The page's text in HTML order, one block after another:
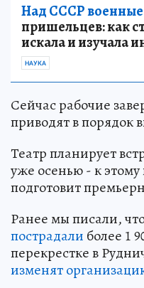
Над СССР военные
пришельцев: как
искала и изучала
НАУКА
Сейчас рабочие
приводят в порядок
Театр планирует
уже осенью - к
подготовит
Ранее мы писали,
пострадали более 1
перекрестке в
изменят